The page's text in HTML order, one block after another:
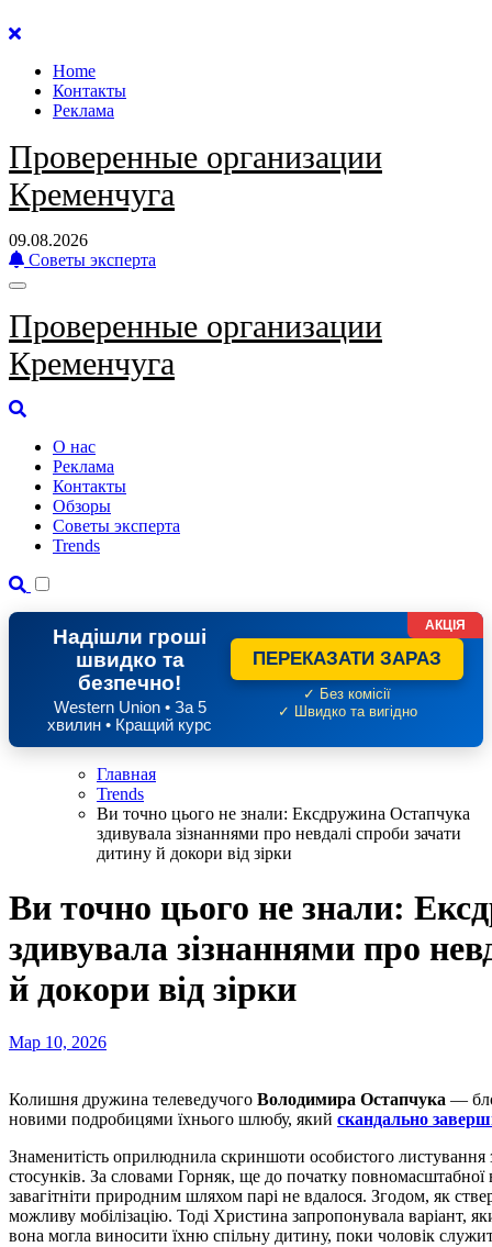
Перейти
содержанию
Home
Контакты
Реклама
Проверенные организации
Кременчуга
09.08.2026
Советы эксперта
Проверенные организации
Кременчуга
О нас
Реклама
Контакты
Обзоры
Советы эксперта
Trends
Надішли гроші
швидко та
безпечно!
Western Union • За 5
хвилин • Кращий курс
ПЕРЕКАЗАТИ ЗАРАЗ
✓ Без комісії
✓ Швидко та вигідно
АКЦІЯ
Главная
Trends
Ви точно цього не знали: Ексдружина Остапчука
здивувала зізнаннями про невдалі спроби зачати
дитину й докори від зірки
Ви точно цього не знали:
здивувала зізнаннями про
й докори від зірки
Мар 10, 2026
Колишня дружина телеведучого Володимира Остапчука —
новими подробицями їхнього шлюбу, який скандально
Знаменитість оприлюднила скриншоти особистого листування
стосунків. За словами Горняк, ще до початку
завагітніти природним шляхом парі не вдалося. Згодом, як
можливу мобілізацію. Тоді Христина запропонувала
вона могла виносити їхню спільну дитину, поки чоловік